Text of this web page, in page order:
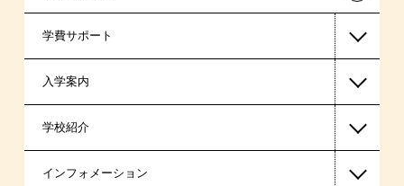
警察官・消防官系
公認会計士・税理士系
ビジネス系
東京経営大学 学士取得コース
学費サポート
高等教育の修学支援新制度
日本学生支援機構の奨学金
日本政策金融公庫（国の教育ローン）
入学案内
一般入学
AO入学制度
学校紹介
在校生からあなたへ
インフォメーション